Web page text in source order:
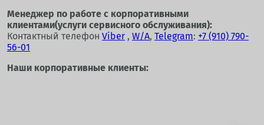
Менеджер по работе с корпоративными
клиентами(услуги сервисного обслуживания):
Контактный телефон Viber , W/A, Telegram: +7 (910) 790-
56-01
Наши корпоративные клиенты: